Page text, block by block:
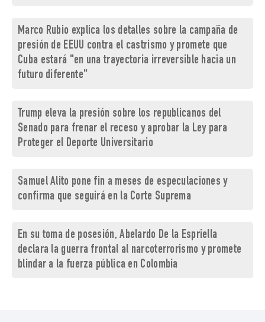
Marco Rubio explica los detalles sobre la campaña de
presión de EEUU contra el castrismo y promete que
Cuba estará "en una trayectoria irreversible hacia un
futuro diferente"
Trump eleva la presión sobre los republicanos del
Senado para frenar el receso y aprobar la Ley para
Proteger el Deporte Universitario
Samuel Alito pone fin a meses de especulaciones y
confirma que seguirá en la Corte Suprema
En su toma de posesión, Abelardo De la Espriella
declara la guerra frontal al narcoterrorismo y promete
blindar a la fuerza pública en Colombia